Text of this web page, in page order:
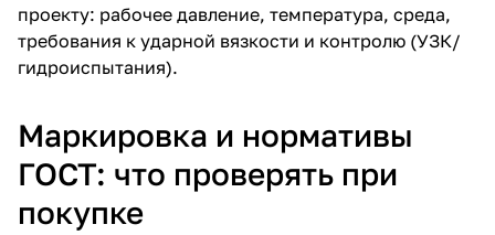
проекту: рабочее давление, температура, среда,
требования к ударной вязкости и контролю (УЗК/
гидроиспытания).
Маркировка и нормативы
ГОСТ: что проверять при
покупке